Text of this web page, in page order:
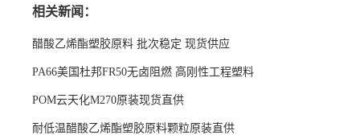
相关新闻：
醋酸乙烯酯塑胶原料 批次稳定 现货供应
PA66美国杜邦FR50无卤阻燃 高刚性工程塑料
POM云天化M270原装现货直供
耐低温醋酸乙烯酯塑胶原料颗粒原装直供